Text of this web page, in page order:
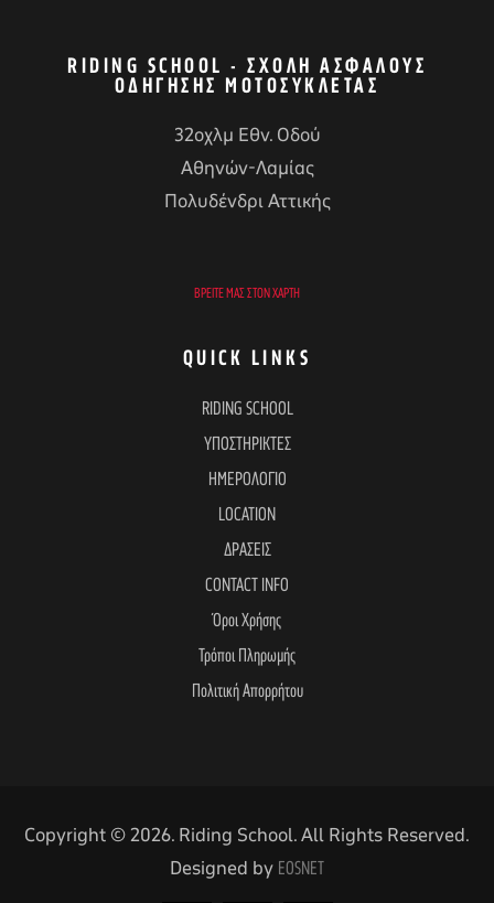
RIDING SCHOOL - ΣΧΟΛΉ ΑΣΦΑΛΟΎΣ
ΟΔΉΓΗΣΗΣ ΜΟΤΟΣΥΚΛΈΤΑΣ
32οχλμ Εθν. Οδού
Αθηνών-Λαμίας
Πολυδένδρι Αττικής
ΒΡΕΊΤΕ ΜΑΣ ΣΤΟΝ ΧΆΡΤΗ
QUICK LINKS
RIDING SCHOOL
ΥΠΟΣΤΗΡΙΚΤΕΣ
ΗΜΕΡΟΛΟΓΙΟ
LOCATION
ΔΡΑΣΕΙΣ
CONTACT INFO
Όροι Χρήσης
Τρόποι Πληρωμής
Πολιτική Απορρήτου
Copyright © 2026. Riding School. All Rights Reserved.
Designed by EOSNET